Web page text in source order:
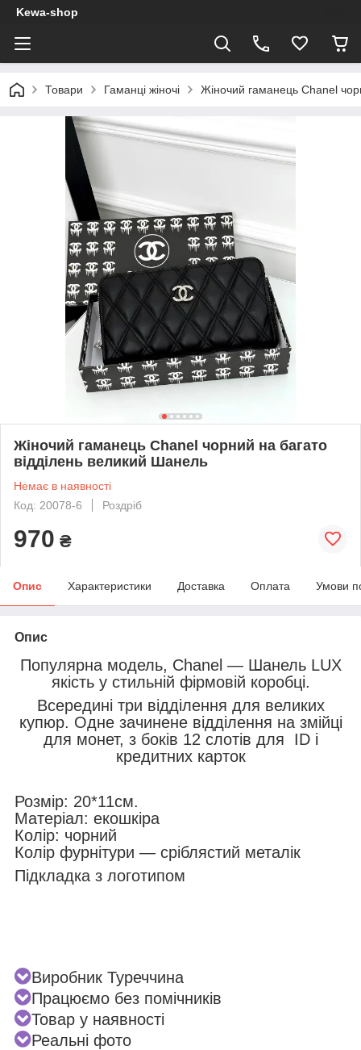
Kewa-shop
Товари Гаманці жіночі Жіночий гаманець Chanel
Жіночий гаманець Chanel чорний на багато
відділень великий Шанель
Немає в наявності
Код: 20078-6
Роздріб
970 ₴
Опис Характеристики Доставка Оплата Умови
Опис
Популярна модель, Chanel — Шанель LUX
якість у стильній фірмовій коробці.
Всередині три відділення для великих
купюр. Одне зачинене відділення на змійці
для монет, з боків 12 слотів для ID і
кредитних карток
Розмір: 20*11см.
Матеріал: екошкіра
Колір: чорний
Колір фурнітури — сріблястий металік
Підкладка з логотипом
Виробник Туреччина
Працюємо без помічників
Товар у наявності
Реальні фото